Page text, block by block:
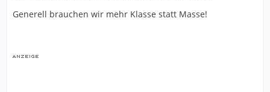
Generell brauchen wir mehr Klasse statt Masse!